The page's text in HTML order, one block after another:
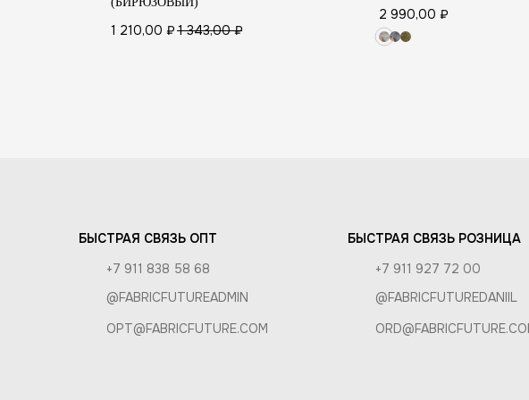
1 210,00 ₽ 1 343,00 ₽
2 990,00 ₽
ПОКУПАТЕЛЯМ
СОСТАВ И УХОД
БЫСТРАЯ СВЯЗЬ ОПТ
+7 911 838 58 68
@FABRICFUTUREADMIN
OPT@FABRICFUTURE.COM
БЫСТРАЯ СВЯЗЬ РОЗНИЦА
+7 911 927 72 00
@FABRICFUTUREDANIIL